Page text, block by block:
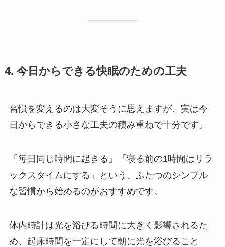
4. 今日からできる快眠のための工夫
習慣を変えるのは大変そうに思えますが、実は今
日からできる小さな工夫の積み重ねで十分です。
「毎日同じ時間に起きる」「寝る前の1時間はリラ
ックスタイムにする」という、ふたつのシンプル
な習慣から始めるのがおすすめです。
体内時計は光を浴びる時間に大きく影響されるた
め、起床時間を一定にして朝に光を浴びること